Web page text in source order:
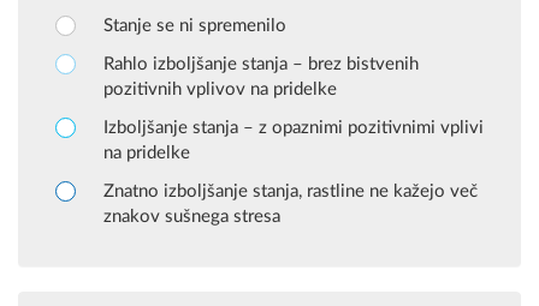
Stanje se ni spremenilo
Rahlo izboljšanje stanja – brez bistvenih
pozitivnih vplivov na pridelke
Izboljšanje stanja – z opaznimi pozitivnimi vplivi
na pridelke
Znatno izboljšanje stanja, rastline ne kažejo več
znakov sušnega stresa